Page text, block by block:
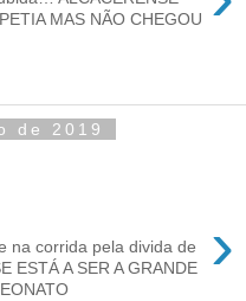
MAS NÃO CHEGOU
de 2019
›
na corrida pela divida de
ESTÁ A SER A GRANDE